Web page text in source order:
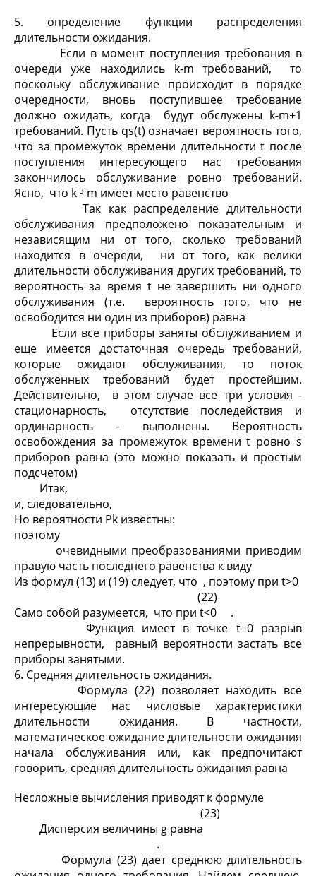
5. определение функции распределения
длительности ожидания.
Если в момент поступления требования в
очереди уже находились k-m требований, то
поскольку обслуживание происходит в порядке
очередности, вновь поступившее требование
должно ожидать, когда будут обслужены k-m+1
требований. Пусть qs(t) означает вероятность того,
что за промежуток времени длительности t после
поступления интересующего нас требования
закончилось обслуживание ровно требований.
Ясно, что k ³ m имеет место равенство
Так как распределение длительности
обслуживания предположено показательным и
независящим ни от того, сколько требований
находится в очереди, ни от того, как велики
длительности обслуживания других требований, то
вероятность за время t не завершить ни одного
обслуживания (т.е. вероятность того, что не
освободится ни один из приборов) равна
Если все приборы заняты обслуживанием и
еще имеется достаточная очередь требований,
которые ожидают обслуживания, то поток
обслуженных требований будет простейшим.
Действительно, в этом случае все три условия -
стационарность, отсутствие последействия и
ординарность - выполнены. Вероятность
освобождения за промежуток времени t ровно s
приборов равна (это можно показать и простым
подсчетом)
Итак,
и, следовательно,
Но вероятности Pk известны:
поэтому
очевидными преобразованиями приводим
правую часть последнего равенства к виду
Из формул (13) и (19) следует, что , поэтому при t>0
(22)
Само собой разумеется, что при t<0 .
Функция имеет в точке t=0 разрыв
непрерывности, равный вероятности застать все
приборы занятыми.
6. Средняя длительность ожидания.
Формула (22) позволяет находить все
интересующие нас числовые характеристики
длительности ожидания. В частности,
математическое ожидание длительности ожидания
начала обслуживания или, как предпочитают
говорить, средняя длительность ожидания равна
Несложные вычисления приводят к формуле
(23)
Дисперсия величины g равна
.
Формула (23) дает среднюю длительность